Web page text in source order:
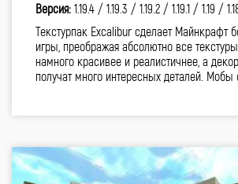
Версия: 1.19.4 / 1.19.3 / 1.19.2 / 1.19.1 / 1.19 /
Текстурпак Excalibur сделает Майнкрафт
игры, преображая абсолютно все
намного красивее и реалистичнее, а
получат много интересных деталей. Мобы